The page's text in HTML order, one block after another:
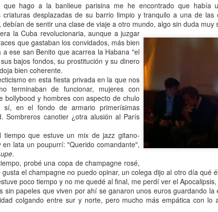
hago a la banlieue parisina me he encontrado que había
criaturas desplazadas de su barrio limpio y tranquilo a una de las
de sentir una clase de viaje a otro mundo, algo sin duda muy
la Cuba revolucionaria, aunque a juzgar
que gastaban los convidados, más bien
ese san Benito que acarrea la Habana "el
bajos fondos, su prostitución y su dinero
bien coherente.
en esta fiesta privada en la que nos
terminaban de funcionar, mujeres con
bollybood y hombres con aspecto de chulo
sí, en el fondo de armario primerísimas
Sombreros canotier ¿otra alusión al París
tiempo que estuve un mix de jazz gitano-
lata un poupurrí: "Querido comandante",
.
probé una copa de champagne rosé,
el champagne no puedo opinar, un colega dijo al otro día qué
poco tiempo y no me quedé al final, me perdí ver el
sin papeles que viven por ahí se ganaron unos euros guardando
colgando entre sur y norte, pero mucho más empática con lo
Yo ya me desposbolonicé pero Raúl continúa posbolonio
ahí estuvo conmigo en tan emotivo trance. Foto de Mónica Aranegui
para mi ha sido un alivio, fin de etapa.
Con una micro performance
durante el seminario de
investigación "La pérdida del
alma en la sociedad
contemporánea y la urgente
necesidad de rescate de lo
femenino", las piezas
posboloñiles fueron saliendo de
mi una por una (iba de gala con
la chaqueta británica de la
segunda gran guerra). Primero
me cuadré escuchando el inicio
del "Concerti Grossi" de Corelli,
llevaba este último año
incubando la música, igual que el
Concierto de Brandemburgo de
Bach que nos acompañó en el